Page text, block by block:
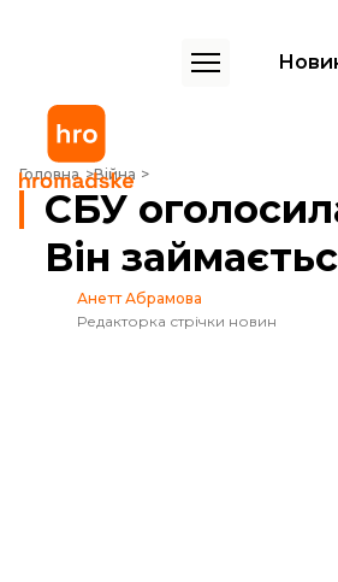
Головна Війна
СБУ оголосила підозру заступнику
СБУ
Він
Анетт Абрамова
Редакторка стрічки новин